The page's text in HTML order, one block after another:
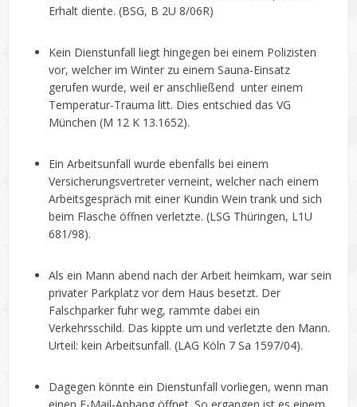
Erhalt diente. (BSG, B 2U 8/06R)
Kein Dienstunfall liegt hingegen bei einem Polizisten
vor, welcher im Winter zu einem Sauna-Einsatz
gerufen wurde, weil er anschließend unter einem
Temperatur-Trauma litt. Dies entschied das VG
München (M 12 K 13.1652).
Ein Arbeitsunfall wurde ebenfalls bei einem
Versicherungsvertreter verneint, welcher nach einem
Arbeitsgespräch mit einer Kundin Wein trank und sich
beim Flasche öffnen verletzte. (LSG Thüringen, L1U
681/98).
Als ein Mann abend nach der Arbeit heimkam, war sein
privater Parkplatz vor dem Haus besetzt. Der
Falschparker fuhr weg, rammte dabei ein
Verkehrsschild. Das kippte um und verletzte den Mann.
Urteil: kein Arbeitsunfall. (LAG Köln 7 Sa 1597/04).
Dagegen könnte ein Dienstunfall vorliegen, wenn man